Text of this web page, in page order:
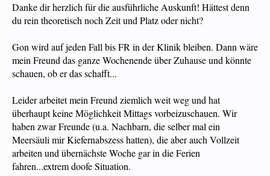
Danke dir herzlich für die ausführliche Auskunft! Hättest denn
du rein theoretisch noch Zeit und Platz oder nicht?
Gon wird auf jeden Fall bis FR in der Klinik bleiben. Dann wäre
mein Freund das ganze Wochenende über Zuhause und könnte
schauen, ob er das schafft...
Leider arbeitet mein Freund ziemlich weit weg und hat
überhaupt keine Möglichkeit Mittags vorbeizuschauen. Wir
haben zwar Freunde (u.a. Nachbarn, die selber mal ein
Meersäuli mir Kiefernabszess hatten), die aber auch Vollzeit
arbeiten und übernächste Woche gar in die Ferien
fahren...extrem doofe Situation.